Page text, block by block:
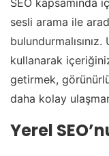
sesli arama ile
kullanarak
getirmek,
daha kolay
Yerel